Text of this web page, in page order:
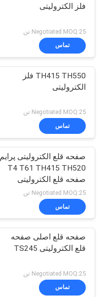
فلز الکترولیتی
Negotiated MOQ:25 تن
تماس
TH415 TH550 فلز
الکترولیتی
Negotiated MOQ:25 تن
تماس
صفحه قلع الکترولیتی پرایم
T4 T61 TH415 TH520
صفحه قلع الکترولیتی
SPTE TFS
Negotiated MOQ:25 تن
تماس
صفحه قلع اصلی صفحه
قلع الکترولیتی TS245
Negotiated MOQ:25 تن
تماس